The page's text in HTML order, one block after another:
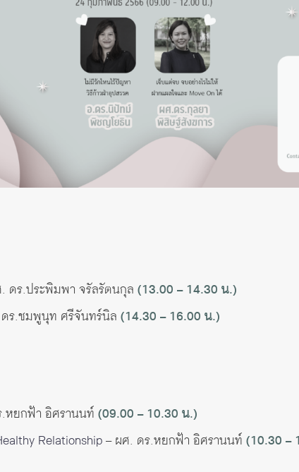
ดร.ประพิมพา จรัลรัตนกุล (13.00 – 14.30 น.)
ร.ชมพูนุท ศรีจันทร์นิล (14.30 – 16.00 น.)
หยกฟ้า อิศรานนท์ (09.00 – 10.30 น.)
Relationship– ผศ. ดร.หยกฟ้า อิศรานนท์ (10.30 –